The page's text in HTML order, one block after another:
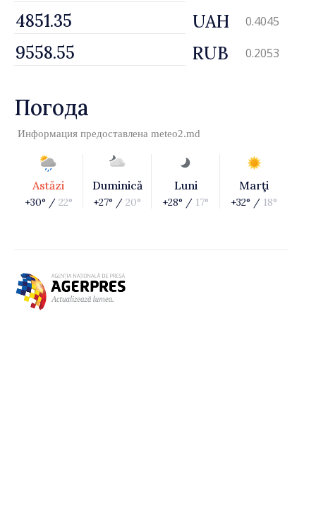
UAH 0.4045
RUB 0.2053
Погода
Информация предоставлена meteo2.md
Astăzi
+30° / 22°
Duminică
+27° / 20°
Luni
+28° / 17°
Marţi
+32° / 18°